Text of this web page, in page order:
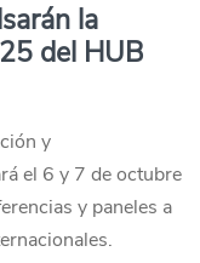
la
del HUB
y
el 6 y 7 de octubre
y paneles a